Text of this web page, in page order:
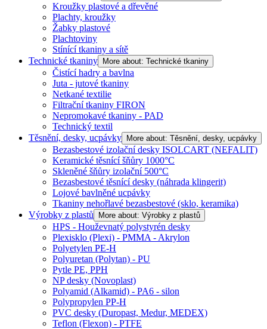
Kroužky plastové a dřevěné
Plachty, kroužky
Žabky plastové
Plachtoviny
Stínící tkaniny a sítě
Technické tkaniny More about: Technické tkaniny
Čistící hadry a bavlna
Juta - jutové tkaniny
Netkané textilie
Filtrační tkaniny FIRON
Nepromokavé tkaniny - PAD
Technický textil
Těsnění, desky, ucpávky More about: Těsnění, desky, ucpávky
Bezasbestové izolační desky ISOLCART (NEFALIT)
Keramické těsnící šňůry 1000°C
Skleněné šňůry izolační 500°C
Bezasbestové těsnící desky (náhrada klingerit)
Lojové bavlněné ucpávky
Tkaniny nehořlavé bezasbestové (sklo, keramika)
Výrobky z plastů
More about: Výrobky z plastů
HPS - Houževnatý polystyrén desky
Plexisklo (Plexi) - PMMA - Akrylon
Polyetylen PE-H
Polyuretan (Polytan) - PU
Pytle PE, PPH
NP desky (Novoplast)
Polyamid (Alkamid) - PA6 - silon
Polypropylen PP-H
PVC desky (Duropast, Medur, MEDEX)
Teflon (Flexon) - PTFE